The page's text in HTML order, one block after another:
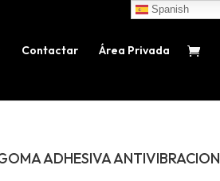
Contactar Área Privada
ADHESIVA ANTIVIBRACION
Spanish